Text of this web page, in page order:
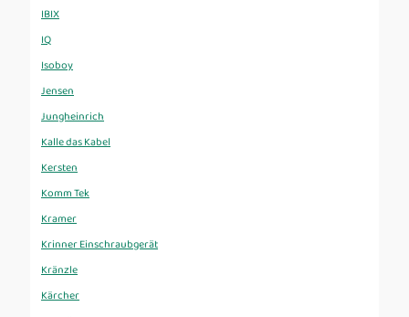
IBIX
IQ
Isoboy
Jensen
Jungheinrich
Kalle das Kabel
Kersten
Komm Tek
Kramer
Krinner Einschraubgerät
Kränzle
Kärcher